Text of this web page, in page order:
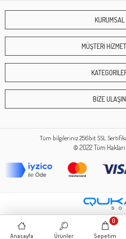
KURUMSAL
MÜŞTERİ
BİZE ULAŞIN
Tüm bilgileriniz 256bit SSL
© 2022Tüm Hakları
Anasayfa Ürünler Sepetim
0